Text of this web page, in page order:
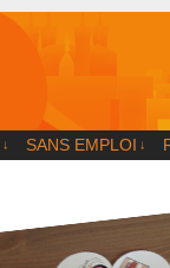
↓ SANS EMPLOI ↓